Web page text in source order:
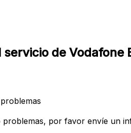
servicio de Vodafone
problemas, por favor envíe un